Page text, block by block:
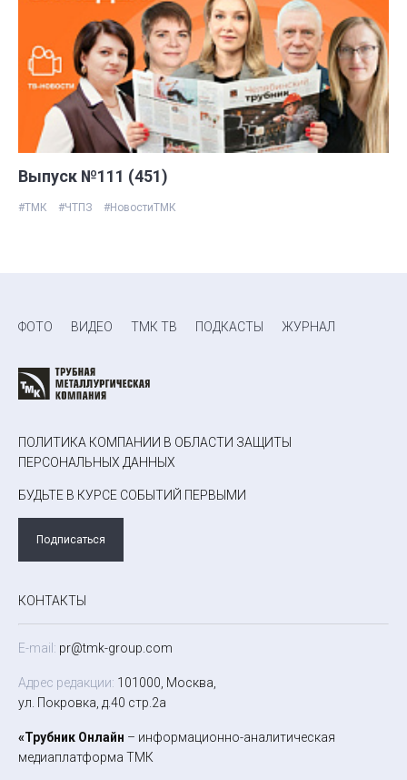
Выпуск №111 (451)
#ТМК #ЧТПЗ #НовостиТМК
ФОТО ВИДЕО ТМК ТВ ПОДКАСТЫ ЖУРНАЛ
ПОЛИТИКА КОМПАНИИ В ОБЛАСТИ ЗАЩИТЫ
ПЕРСОНАЛЬНЫХ ДАННЫХ
БУДЬТЕ В КУРСЕ СОБЫТИЙ ПЕРВЫМИ
Подписаться
КОНТАКТЫ
E-mail: pr@tmk-group.com
Адрес редакции: 101000, Москва,
ул. Покровка, д.40 стр.2а
«Трубник Онлайн – информационно-аналитическая
медиаплатформа ТМК